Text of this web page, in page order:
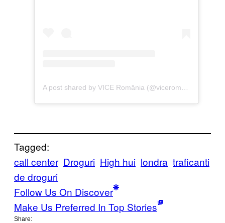
A post shared by VICE România (@viceromania)
Tagged:
call center Droguri High hui londra traficanti
de droguri
Follow Us On Discover
Make Us Preferred In Top Stories
Share: